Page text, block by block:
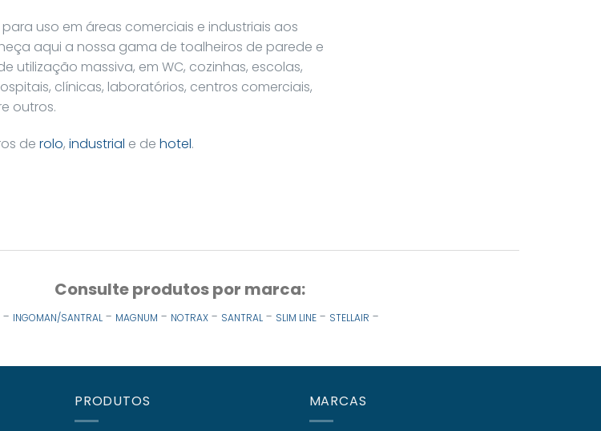
uso em áreas comerciais e industriais aos
aqui a nossa gama de toalheiros de parede e
utilização massiva, em WC, cozinhas, escolas,
clínicas, laboratórios, centros comerciais,
outros.
de rolo, industrial e de hotel.
Consulte produtos por marca:
- INGOMAN/SANTRAL - MAGNUM - NOTRAX - SANTRAL - SLIM LINE - STELLAIR -
PRODUTOS MARCAS